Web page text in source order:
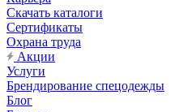
Cкачать каталоги
Сертификаты
Охрана труда
Акции
Услуги
Брендирование спецодежды
Блог